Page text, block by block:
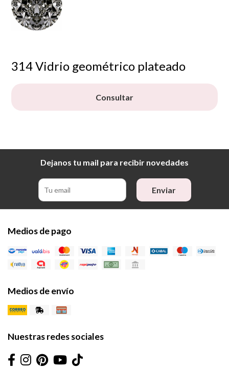
314 Vidrio geométrico plateado
Consultar
Dejanos tu mail para recibir novedades
Enviar
Medios de pago
Medios de envío
Nuestras redes sociales